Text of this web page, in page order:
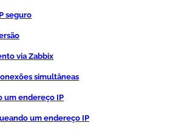
seguro
via Zabbix
simultâneas
um endereço IP
um endereço IP